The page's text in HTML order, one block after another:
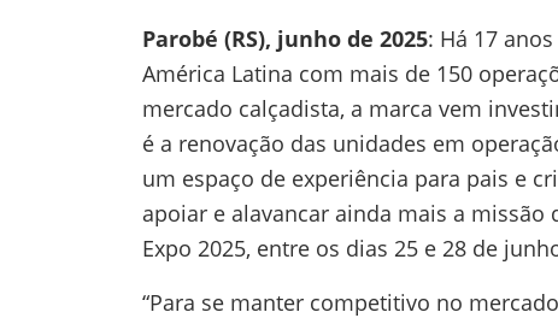
Parobé (RS), junho de 2025: Há 17
América Latina com mais de 150
mercado calçadista, a marca vem
é a renovação das unidades em
um espaço de experiência para pais e
apoiar e alavancar ainda mais a
Expo 2025, entre os dias 25 e 28 de
“Para se manter competitivo no